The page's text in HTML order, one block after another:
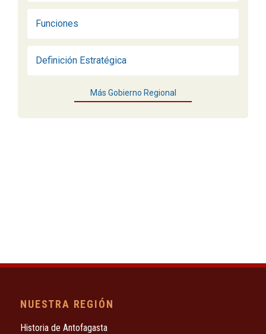
Funciones
Definición Estratégica
Más Gobierno Regional
NUESTRA REGIÓN
Historia de Antofagasta